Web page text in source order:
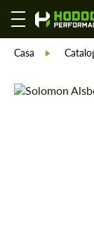
Casa